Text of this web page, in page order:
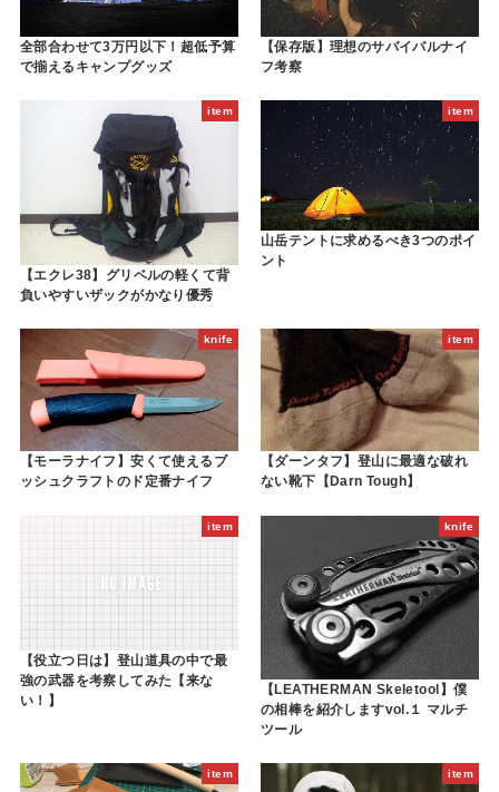
全部合わせて3万円以下！超低予算
で揃えるキャンプグッズ
【保存版】理想のサバイバルナイ
フ考察
item
【エクレ38】グリベルの軽くて背
負いやすいザックがかなり優秀
item
山岳テントに求めるべき3つのポイ
ント
knife
【モーラナイフ】安くて使えるブ
ッシュクラフトのド定番ナイフ
item
【ダーンタフ】登山に最適な破れ
ない靴下【Darn Tough】
item
【役立つ日は】登山道具の中で最
強の武器を考察してみた【来な
い！】
knife
【LEATHERMAN Skeletool】僕
の相棒を紹介しますvol.１ マルチ
ツール
item item